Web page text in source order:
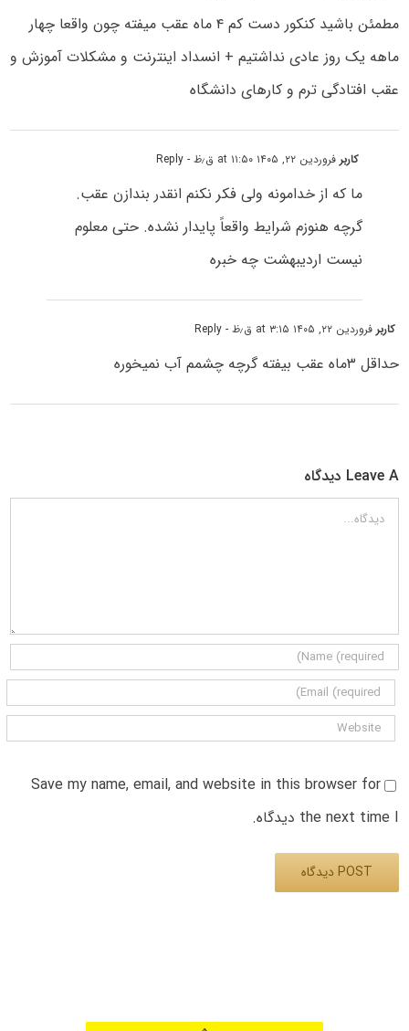
مطمئن باشید کنکور دست کم ۴ ماه عقب میفته چون واقعا چهار
ماهه یک روز عادی نداشتیم + انسداد اینترنت و مشکلات آموزش و
عقب افتادگی ترم و کارهای دانشگاه
کاربرفروردین ۲۲, ۱۴۰۵ at ۱۱:۵۰ ق٫ظ - Reply
ما که از خدامونه ولی فکر نکنم انقدر بندازن عقب.
گرچه هنوزم شرایط واقعاً پایدار نشده. حتی معلوم
نیست اردیبهشت چه خبره
کاربرفروردین ۲۲, ۱۴۰۵ at ۳:۱۵ ق٫ظ - Reply
حداقل ۳ماه عقب بیفته گرچه چشمم آب نمیخوره
Leave A دیدگاه
دیدگاه
Save my name, email, and website in this browser for
the next time I دیدگاه.